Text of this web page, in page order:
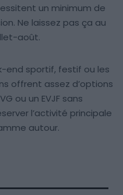
un minimum de
Ne laissez pas ça au
août.
end sportif, festif ou les
offrent assez d’options
ou un EVJF sans
l’activité principale
autour.